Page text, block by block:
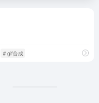
# gif合成